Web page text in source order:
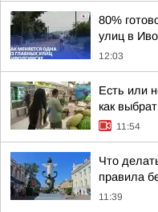
80%
улиц в
12:03
Есть или
как
11:54
Что
правила
11:39